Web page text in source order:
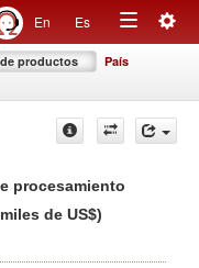
En Es
Toggle
productos País
procesamiento
de US$)